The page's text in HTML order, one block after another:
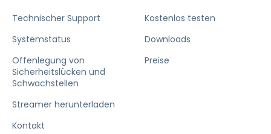
Technischer Support
Systemstatus
Offenlegung von
Sicherheitslücken und
Schwachstellen
Streamer herunterladen
Kontakt
Kostenlos testen
Downloads
Preise